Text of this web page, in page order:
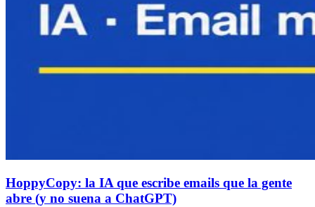
HoppyCopy: la IA que escribe emails que la gente
abre (y no suena a ChatGPT)